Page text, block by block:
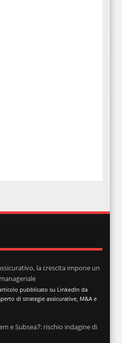
la crescita impone un
pubblicato su LinkedIn da
di strategie assicurative, M&A e
e Subsea7: rischio indagine di